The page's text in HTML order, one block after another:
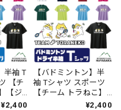
半袖 T
【チ
【ジ
イズ
¥2,400
【バドミントン】半
袖 Tシャツ スポーツ
【チーム トラねこ】
【ジュニア〜大人サ
¥2,400